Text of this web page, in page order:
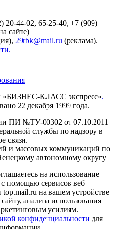
20-44-02, 65-25-40, +7 (909)
сайте)
29rbk@mail.ru (реклама).
«БИЗНЕС-КЛАСС экспресс».
22 декабря 1999 года.
ПИ №ТУ-00302 от 07.10.2011
службы по надзору в
связи,
и массовых коммуникаций по
автономному округу
на использование
помощью сервисов веб
на вашем устройстве
анализа использования
усилиям.
конфиденциальности для